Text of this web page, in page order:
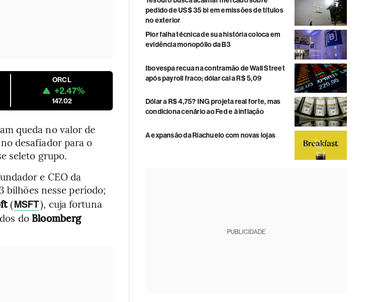
ORCL
+2.47%
147.02
queda no valor de
desafiador para o
seleto grupo.
e CEO da
bilhões nesse período;
(MSFT), cuja fortuna
do Bloomberg
pedido de US$ 35 bi em emissões de títulos
no exterior
Pior falha técnica de sua história coloca em
evidência monopólio da B3
Ibovespa recua na contramão de Wall Street
após payroll fraco; dólar cai a R$ 5,09
Dólar a R$ 4,75? ING projeta real forte, mas
condiciona cenário ao Fed e à inflação
A expansão da Riachuelo com novas lojas
PUBLICIDADE